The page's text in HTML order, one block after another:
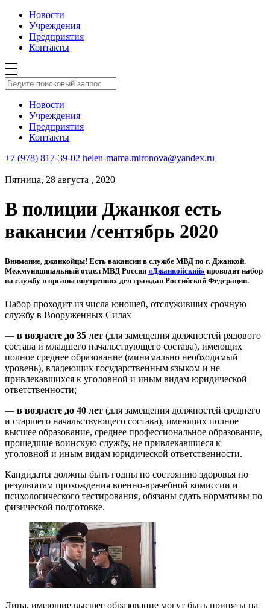
Новости
Учреждения
Предприятия
Контакты
Новости
Учреждения
Предприятия
Контакты
+7 (978) 817-39-02 helen-mama.mironova@yandex.ru
Пятница, 28 августа , 2020
В полиции Джанкоя есть
вакансии /сентябрь 2020
Внимание, джанкойцы! Есть вакансии в службе МВД по г. Джанкой.
Межмуниципальный отдел МВД России «Джанкойский» проводит набор
на службу в органы внутренних дел граждан Российской Федерации.
Набор проходит из числа юношей, отслуживших срочную
службу в Вооруженных Силах
— в возрасте до 35 лет (для замещения должностей рядового
состава и младшего начальствующего состава), имеющих
полное среднее образование (минимально необходимый
уровень), владеющих государственным языком и не
привлекавшихся к уголовной и иным видам юридической
ответственности;
— в возрасте до 40 лет (для замещения должностей среднего
и старшего начальствующего состава), имеющих полное
высшее образование, среднее профессиональное образование,
прошедшие воинскую службу, не привлекавшиеся к
уголовной и иным видам юридической ответственности.
Кандидаты должны быть годны по состоянию здоровья по
результатам прохождения военно-врачебной комиссии и
психологического тестирования, обязаны сдать нормативы по
физической подготовке.
Лица, имеющие высшее образование могут быть приняты на